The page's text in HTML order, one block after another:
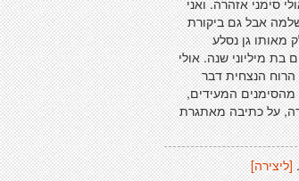
סימני אזהרה. ואני
אבל גם ביקורת
מאותו גן נסלע
מיליוני שנה. אולי
הנצחית דבר
המעידים,
על כתיבה מאתגרת
[ליצירה]